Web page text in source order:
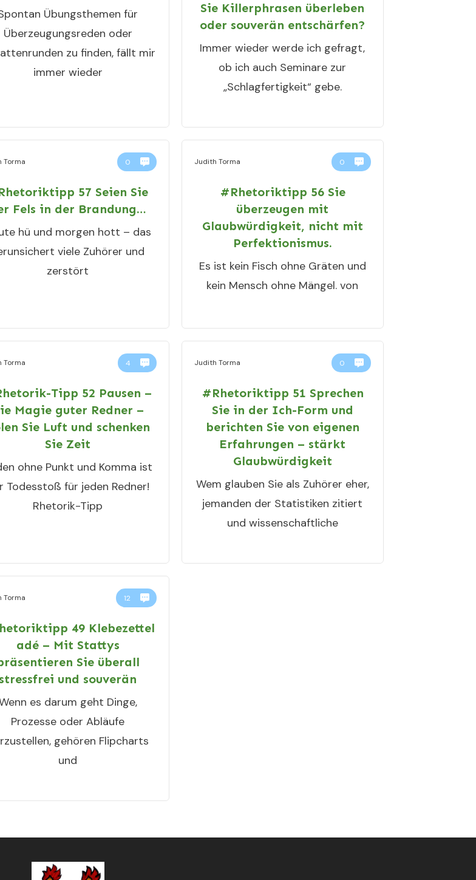
Übungsthemen für
Überzeugungsreden oder
zu finden, fällt mir
immer wieder
Sie Killerphrasen überleben
oder souverän entschärfen?
Immer wieder werde ich gefragt,
ob ich auch Seminare zur
„Schlagfertigkeit“ gebe.
Torma 0
57 Seien Sie
Fels in der Brandung…
hü und morgen hott – das
viele Zuhörer und
zerstört
Judith Torma 0
#Rhetoriktipp 56 Sie
überzeugen mit
Glaubwürdigkeit, nicht mit
Perfektionismus.
Es ist kein Fisch ohne Gräten und
kein Mensch ohne Mängel. von
Torma 4
Tipp 52 Pausen –
Magie guter Redner –
Sie Luft und schenken
Sie Zeit
ohne Punkt und Komma ist
Todesstoß für jeden Redner!
Rhetorik-Tipp
Judith Torma 0
#Rhetoriktipp 51 Sprechen
Sie in der Ich-Form und
berichten Sie von eigenen
Erfahrungen – stärkt
Glaubwürdigkeit
Wem glauben Sie als Zuhörer eher,
jemanden der Statistiken zitiert
und wissenschaftliche
Torma 12
49 Klebezettel
adé – Mit Stattys
Sie überall
stressfrei und souverän
es darum geht Dinge,
Prozesse oder Abläufe
gehören Flipcharts
und